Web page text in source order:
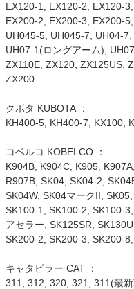
EX120-1, EX120-2, EX120-
EX200-2, EX200-3, EX200-
UH045-5, UH045-7, UH04-
UH07-1(ロングアーム),
ZX110E, ZX120, ZX125US,
ZX200
クボタ KUBOTA ：
KH400-5, KH400-7, KX100,
コベルコ KOBELCO ：
K904B, K904C, K905,
R907B, SK04, SK04-2,
SK04W, SK04マークII,
SK100-1, SK100-2, SK100-
アセラー, SK125SR,
SK200-2, SK200-3, SK200-
キャタピラー CAT ：
311, 312, 320, 321, 311(最